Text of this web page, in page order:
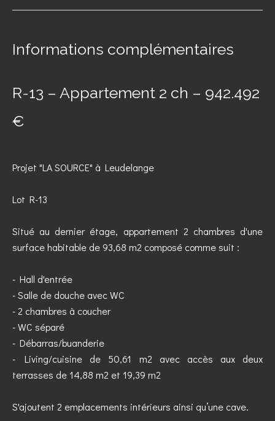
Informations complémentaires
R-13 – Appartement 2 ch – 942.492
€
Projet "LA SOURCE" à Leudelange
Lot R-13
Situé au dernier étage, appartement 2 chambres d'une
surface habitable de 93,68 m2 composé comme suit :
- Hall d'entrée
- Salle de douche avec WC
- 2 chambres à coucher
- WC séparé
- Débarras/buanderie
- Living/cuisine de 50,61 m2 avec accès aux deux
terrasses de 14,88 m2 et 19,39 m2
S'ajoutent 2 emplacements intérieurs ainsi qu’une cave.